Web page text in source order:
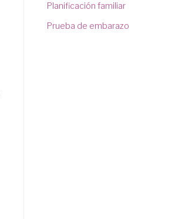
Planificación familiar
Prueba de embarazo